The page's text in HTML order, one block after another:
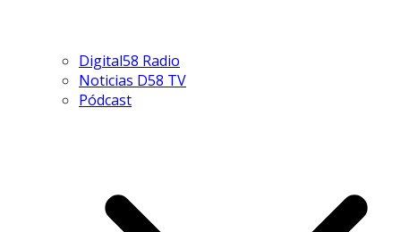
Digital58 Radio
Noticias D58 TV
Pódcast